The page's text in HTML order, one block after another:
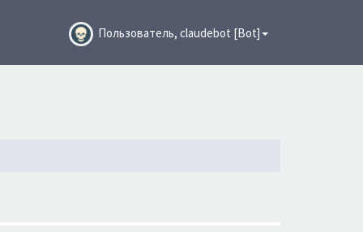
Пользователь, claudebot [Bot]